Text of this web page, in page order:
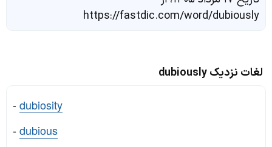
https://fastdic.com/word/dubiously
لغات نزدیک dubiously
-dubiosity
-dubious